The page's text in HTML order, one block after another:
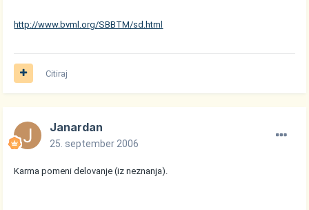
http://www.bvml.org/SBBTM/sd.html
Citiraj
Janardan
25. september 2006
Karma pomeni delovanje (iz neznanja).